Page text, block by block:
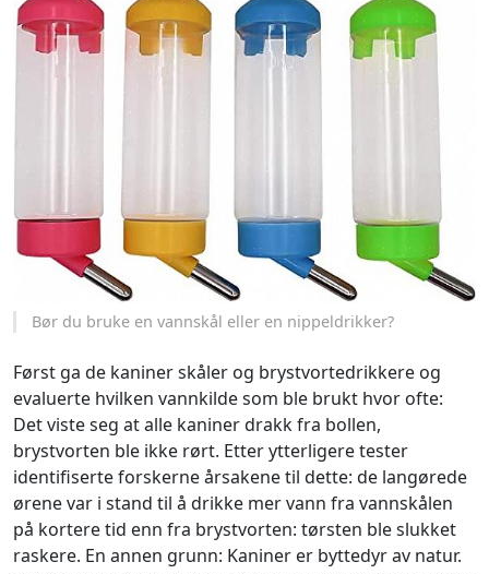
Bør du bruke en vannskål eller en nippeldrikker?
Først ga de kaniner skåler og brystvortedrikkere og
evaluerte hvilken vannkilde som ble brukt hvor ofte:
Det viste seg at alle kaniner drakk fra bollen,
brystvorten ble ikke rørt. Etter ytterligere tester
identifiserte forskerne årsakene til dette: de langørede
ørene var i stand til å drikke mer vann fra vannskålen
på kortere tid enn fra brystvorten: tørsten ble slukket
raskere. En annen grunn: Kaniner er byttedyr av natur.